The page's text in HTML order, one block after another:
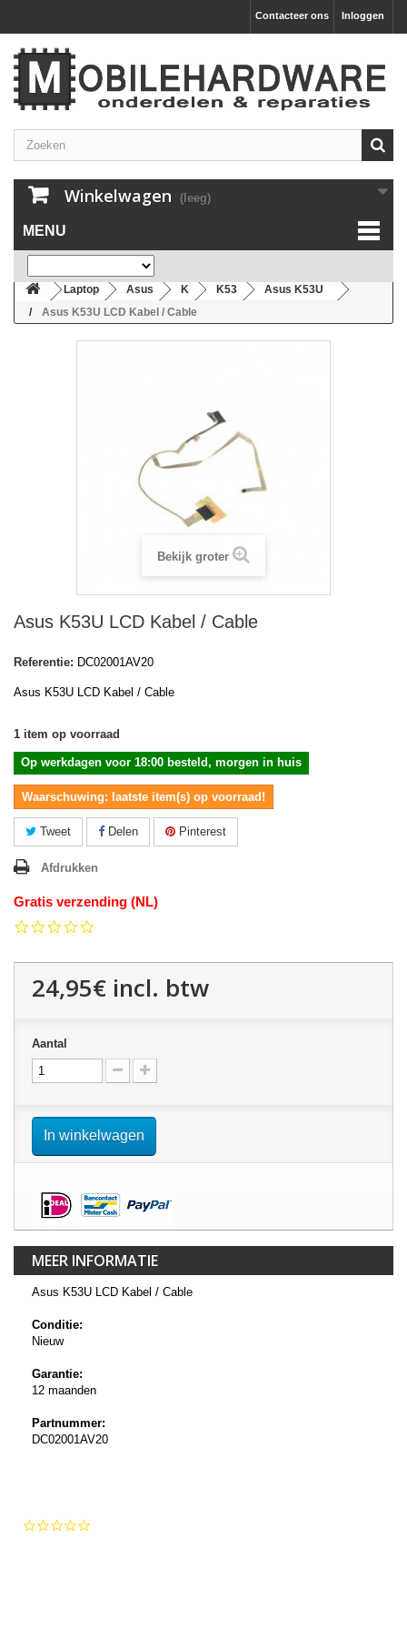
Inloggen
Contacteer ons
Winkelwagen (leeg)
MENU
Laptop Asus K K53
Asus K53U
Asus K53U LCD Kabel / Cable
Bekijk groter
Asus K53U LCD Kabel / Cable
Referentie: DC02001AV20
Asus K53U LCD Kabel / Cable
1 item op voorraad
Op werkdagen voor 18:00 besteld, morgen in huis
Waarschuwing: laatste item(s) op voorraad!
Tweet Delen Pinterest
Afdrukken
Gratis verzending (NL)
24,95€ incl. btw
Aantal
In winkelwagen
MEER INFORMATIE
Asus K53U LCD Kabel / Cable
Conditie:
Nieuw
Garantie:
12 maanden
Partnummer:
DC02001AV20